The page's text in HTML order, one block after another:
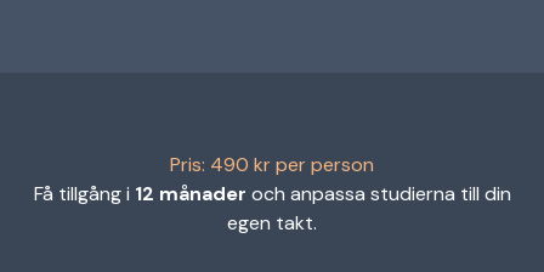
Pris: 490 kr per person
Få tillgång i 12 månader och anpassa studierna till din
egen takt.